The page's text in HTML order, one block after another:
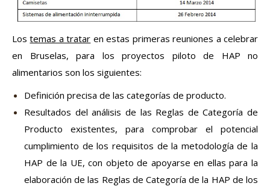
Lostemas a tratar en estas primeras reuniones a celebrar
en Bruselas, para los proyectos piloto de HAP no
alimentarios son los siguientes:
Definición precisa de las categorías de producto.
Resultados del análisis de las Reglas de Categoría de
Producto existentes, para comprobar el potencial
cumplimiento de los requisitos de la metodología de la
HAP de la UE, con objeto de apoyarse en ellas para la
elaboración de las Reglas de Categoría de la HAP de los